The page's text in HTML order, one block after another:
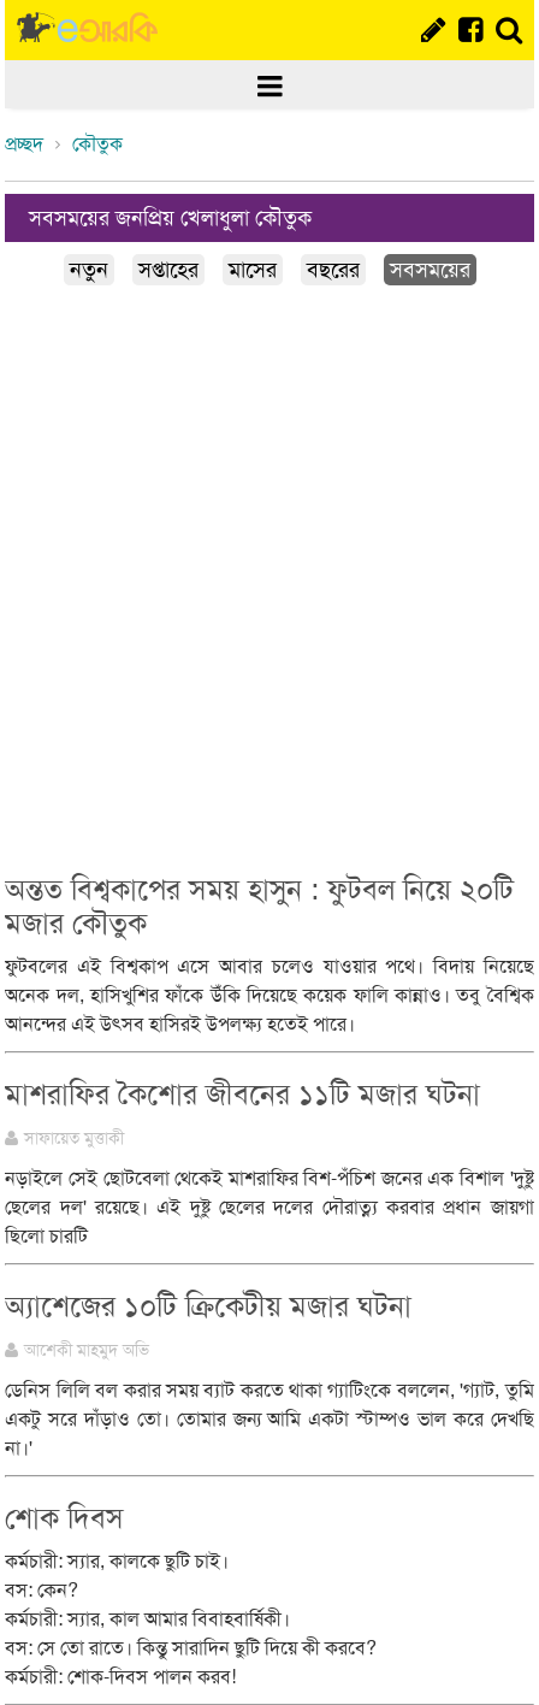
প্রচ্ছদ কৌতুক
সবসময়ের জনপ্রিয় খেলাধুলা কৌতুক
নতুন
সপ্তাহের মাসের বছরের সবসময়ের
অন্তত বিশ্বকাপের সময় হাসুন : ফুটবল নিয়ে ২০টি
মজার কৌতুক
ফুটবলের এই বিশ্বকাপ এসে আবার চলেও যাওয়ার পথে। বিদায় নিয়েছে
অনেক দল, হাসিখুশির ফাঁকে উঁকি দিয়েছে কয়েক ফালি কান্নাও। তবু বৈশ্বিক
আনন্দের এই উৎসব হাসিরই উপলক্ষ্য হতেই পারে।
মাশরাফির কৈশোর জীবনের ১১টি মজার ঘটনা
সাফায়েত মুত্তাকী
নড়াইলে সেই ছোটবেলা থেকেই মাশরাফির বিশ-পঁচিশ জনের এক বিশাল 'দুষ্টু
ছেলের দল' রয়েছে। এই দুষ্টু ছেলের দলের দৌরাত্ন্য করবার প্রধান জায়গা
ছিলো চারটি
অ্যাশেজের ১০টি ক্রিকেটীয় মজার ঘটনা
আশেকী মাহমুদ অভি
ডেনিস লিলি বল করার সময় ব্যাট করতে থাকা গ্যাটিংকে বললেন, 'গ্যাট, তুমি
একটু সরে দাঁড়াও তো। তোমার জন্য আমি একটা স্টাম্পও ভাল করে দেখছি
না।'
শোক দিবস
কর্মচারী: স্যার, কালকে ছুটি চাই।
বস: কেন?
কর্মচারী: স্যার, কাল আমার বিবাহবার্ষিকী।
বস: সে তো রাতে। কিন্তু সারাদিন ছুটি দিয়ে কী করবে?
কর্মচারী: শোক-দিবস পালন করব!